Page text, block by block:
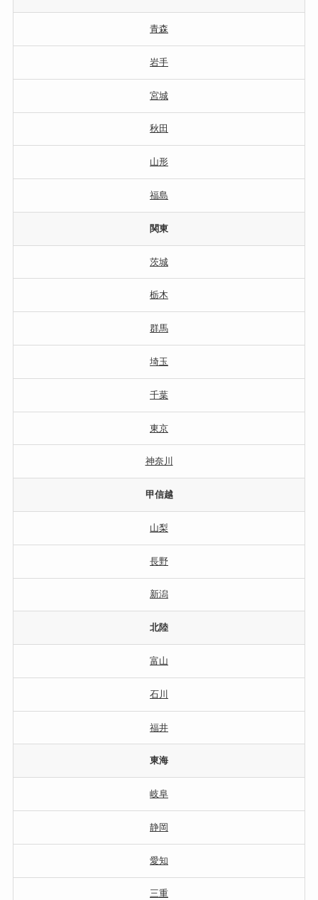
青森
岩手
宮城
秋田
山形
福島
関東
茨城
栃木
群馬
埼玉
千葉
東京
神奈川
甲信越
山梨
長野
新潟
北陸
富山
石川
福井
東海
岐阜
静岡
愛知
三重